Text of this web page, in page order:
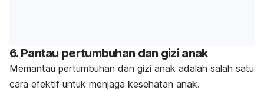
6. Pantau pertumbuhan dan gizi anak
Memantau pertumbuhan dan gizi anak adalah salah satu
cara efektif untuk menjaga kesehatan anak.